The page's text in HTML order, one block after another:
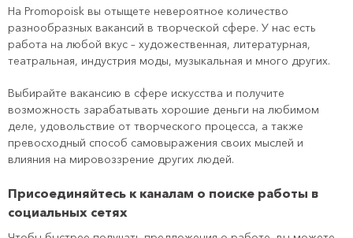
На Promopoisk вы отыщете невероятное количество
разнообразных вакансий в творческой сфере. У нас есть
работа на любой вкус – художественная, литературная,
театральная, индустрия моды, музыкальная и много других.
Выбирайте вакансию в сфере искусства и получите
возможность зарабатывать хорошие деньги на любимом
деле, удовольствие от творческого процесса, а также
превосходный способ самовыражения своих мыслей и
влияния на мировоззрение других людей.
Присоединяйтесь к каналам о поиске работы в
социальных сетях